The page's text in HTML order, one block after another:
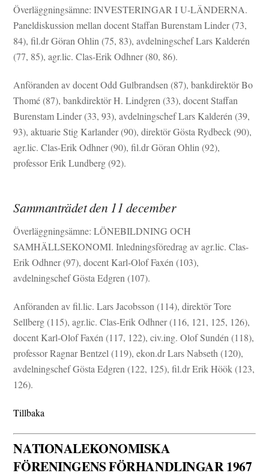
Överläggningsämne: INVESTERINGAR I U-LÄNDERNA.
Paneldiskussion mellan docent Staffan Burenstam Linder (73,
84), fil.dr Göran Ohlin (75, 83), avdelningschef Lars Kalderén
(77, 85), agr.lic. Clas-Erik Odhner (80, 86).
Anföranden av docent Odd Gulbrandsen (87), bankdirektör Bo
Thomé (87), bankdirektör H. Lindgren (33), docent Staffan
Burenstam Linder (33, 93), avdelningschef Lars Kalderén (39,
93), aktuarie Stig Karlander (90), direktör Gösta Rydbeck (90),
agr.lic. Clas-Erik Odhner (90), fil.dr Göran Ohlin (92),
professor Erik Lundberg (92).
Sammanträdet den 11 december
Överläggningsämne: LÖNEBILDNING OCH
SAMHÄLLSEKONOMI. Inledningsföredrag av agr.lic. Clas-
Erik Odhner (97), docent Karl-Olof Faxén (103),
avdelningschef Gösta Edgren (107).
Anföranden av fil.lic. Lars Jacobsson (114), direktör Tore
Sellberg (115), agr.lic. Clas-Erik Odhner (116, 121, 125, 126),
docent Karl-Olof Faxén (117, 122), civ.ing. Olof Sundén (118),
professor Ragnar Bentzel (119), ekon.dr Lars Nabseth (120),
avdelningschef Gösta Edgren (122, 125), fil.dr Erik Höök (123,
126).
Tillbaka
NATIONALEKONOMISKA
FÖRENINGENS FÖRHANDLINGAR 1967